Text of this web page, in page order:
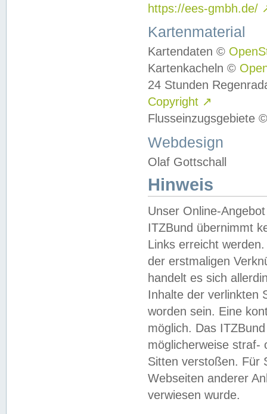
https://ees-gmbh.de/
Kartenmaterial
Kartendaten ©
Kartenkacheln ©
24 Stunden
Copyright ↗
Flusseinzugsgebiete
Webdesign
Olaf Gottschall
Hinweis
Unser Online-
ITZBund übernimmt
Links erreicht
der erstmaligen
handelt es sich
Inhalte der verlinkten
worden sein. Eine
möglich. Das
möglicherweise straf-
Sitten verstoßen. Für
Webseiten anderer
verwiesen wurde.